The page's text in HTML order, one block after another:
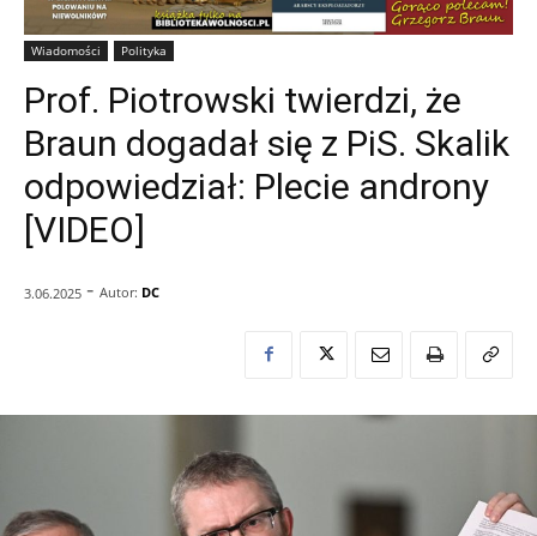
Wiadomości Polityka
Prof. Piotrowski twierdzi, że
Braun dogadał się z PiS. Skalik
odpowiedział: Plecie androny
[VIDEO]
3.06.2025 - Autor: DC